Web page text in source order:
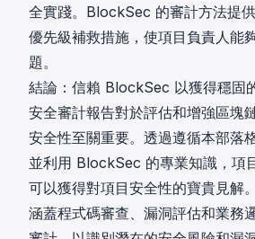
全實踐。BlockSec 的審計方法提
優先級補救措施，使項目負責人能
題。
結論：信賴 BlockSec 以獲得穩固
安全審計報告對於評估和增強區塊
安全性至關重要。透過遵循本部落
並利用 BlockSec 的專業知識，項
可以獲得對項目安全性的寶貴見解
涵蓋程式碼審查、漏洞評估和業務